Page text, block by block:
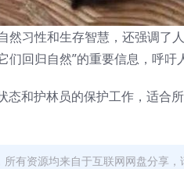
然习性和生存智慧，还强调
回归自然”的重要信息，呼
态和护林员的保护工作，适
有资源均来自于互联网网盘分享